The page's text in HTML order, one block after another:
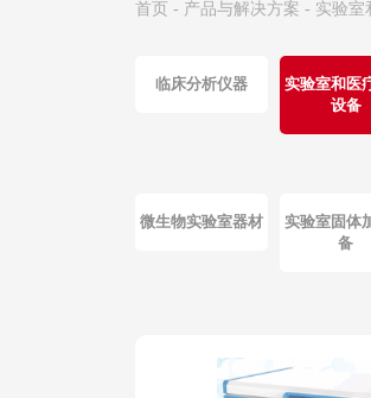
首页 - 产品与解决方案 - 实验室
临床分析仪器
实验室和医
设备
微生物实验室器材
实验室固体
备